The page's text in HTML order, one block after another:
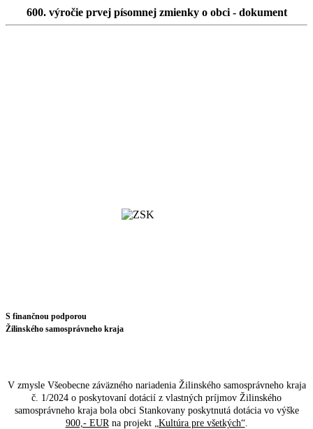
600. výročie prvej písomnej zmienky o obci - dokument
S finančnou podporou
Žilinského samosprávneho kraja
V zmysle Všeobecne záväzného nariadenia Žilinského samosprávneho kraja
č. 1/2024 o poskytovaní dotácií z vlastných príjmov Žilinského
samosprávneho kraja bola obci Stankovany poskytnutá dotácia vo výške
900,- EURna projekt „Kultúra pre všetkých“.